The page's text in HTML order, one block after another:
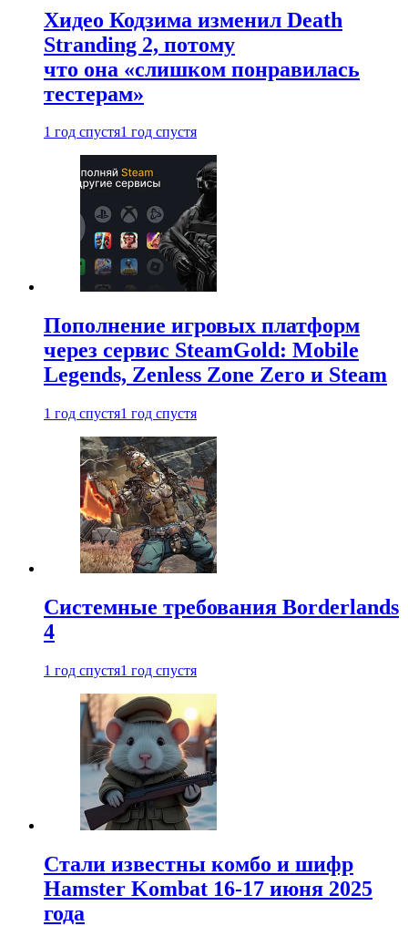
Хидео Кодзима изменил Death
Stranding 2, потому
что она «слишком понравилась
тестерам»
1 год спустя1 год спустя
Пополнение игровых платформ
через сервис SteamGold: Mobile
Legends, Zenless Zone Zero и Steam
1 год спустя1 год спустя
Системные требования Borderlands
4
1 год спустя1 год спустя
Стали известны комбо и шифр
Hamster Kombat 16-17 июня 2025
года